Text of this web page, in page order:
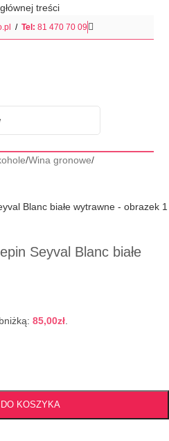
treści
/ Tel: 81 470 70 09
/Wina gronowe/
Seyval Blanc białe
85,00zł.
KOSZYKA